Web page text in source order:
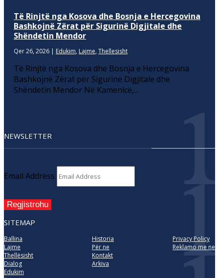
Të Rinjtë nga Kosova dhe Bosnja e Hercegovina
Bashkojnë Zërat për Sigurinë Digjitale dhe
Shëndetin Mendor
Qer 26, 2026 | Edukim, Lajme, Thellesisht
Të Rinjtë nga Kosova dhe Bosnja e Hercegovina
Bashkojnë Zërat për Sigurinë Digjitale dhe
Shëndetin Mendor Në Kamenicë,...
NEWSLETTER
Email Address
Regjistrohu
SITEMAP
Ballina
Lajme
Thellësisht
Dialog
Edukim
Historia
Për ne
Kontakt
Arkiva
Privacy Policy
Reklamo me ne